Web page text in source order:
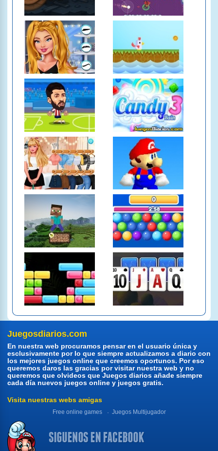
Juegosdiarios.com
En nuestra web procuramos pensar en el usuario única y
esclusivamente por lo que siempre actualizamos a diario con
los mejores juegos online que creemos oportunos. Por eso
queremos daros las gracias por visitar nuestra web y no
queremos que olvideos que Juegos diarios añade siempre
cada día nuevos juegos online y juegos gratis.
Visita nuestras webs amigas
Free online games Juegos Multijugador